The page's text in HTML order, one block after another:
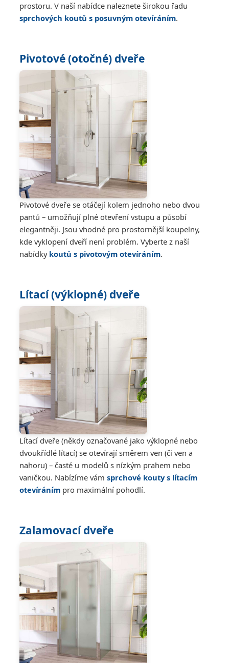
prostoru. V naší nabídce naleznete širokou řadu
sprchových koutů s posuvným otevíráním.
Pivotové (otočné) dveře
Pivotové dveře se otáčejí kolem jednoho nebo dvou
pantů – umožňují plné otevření vstupu a působí
elegantněji. Jsou vhodné pro prostornější koupelny,
kde vyklopení dveří není problém. Vyberte z naší
nabídky koutů s pivotovým otevíráním.
Lítací (výklopné) dveře
Lítací dveře (někdy označované jako výklopné nebo
dvoukřídlé lítací) se otevírají směrem ven (či ven a
nahoru) – časté u modelů s nízkým prahem nebo
vaničkou. Nabízíme vámsprchové kouty s lítacím
otevíráním pro maximální pohodlí.
Zalamovací dveře